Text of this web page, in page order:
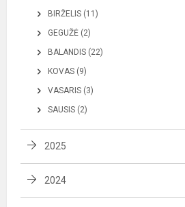
BIRŽELIS (11)
GEGUŽĖ (2)
BALANDIS (22)
KOVAS (9)
VASARIS (3)
SAUSIS (2)
2025
2024